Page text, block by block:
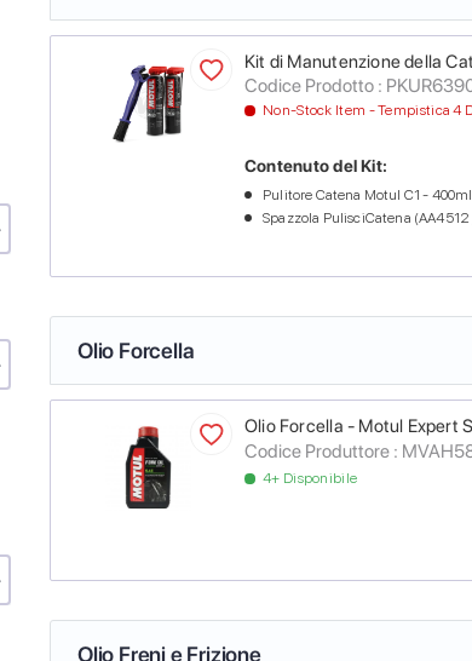
Kit di Manutenzione della
Codice Prodotto :
Non-Stock Item - Tempistica 4
Contenuto del Kit:
Pulitore Catena Motul C1 - 400ml
Spazzola PulisciCatena (AA4512
Olio Forcella
Olio Forcella - Motul Expert
Codice Produttore :
4+ Disponibile
Olio Freni e Frizione